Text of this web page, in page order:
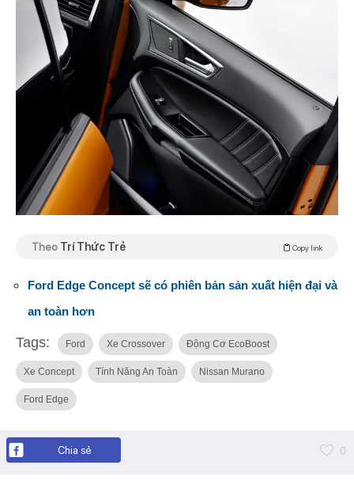
Theo Trí Thức Trẻ Copy link
Ford Edge Concept sẽ có phiên bản sản xuất hiện đại và
an toàn hơn
Tags: Ford Xe Crossover Động Cơ EcoBoost
Xe Concept Tính Năng An Toàn Nissan Murano
Ford Edge
Chia sẻ 0